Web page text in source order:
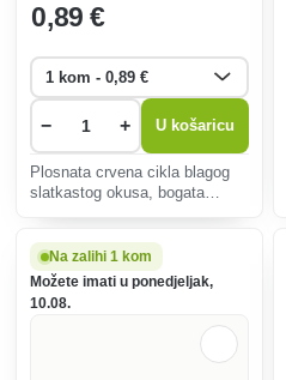
0,89 €
− + U košaricu
Plosnata crvena cikla blagog
slatkastog okusa, bogata
konzerve i kao prilog. Visoka
otpornost na bolesti.
Na zalihi 1 kom
Možete imati u ponedjeljak,
10.08.